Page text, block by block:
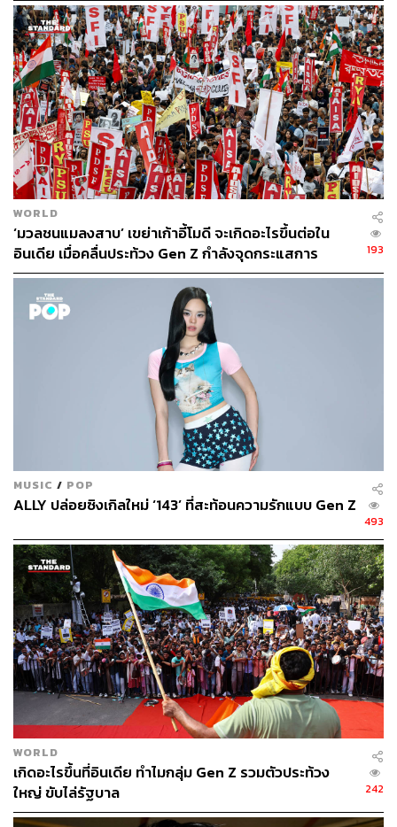
กลุ่มเมนูไก่ทอดเติบโตขึ้นไม่ต่ำกว่า 20%
สามารถติดตาม THE STANDARD WEALTH
ผ่านแอปพลิเคชันต่างๆ ที่คุณสะดวกหรือใช้งานอยู่แล้วได้เลย
TAGS:
ต้าห์อู๋-พิทยา แซ่ฉั่ว
ออฟโรด-กันตภณ จินดาทวีผล
ABOUT THE AUTHOR
จิรันธนิน กมลเลิศ
Content Creator ประจำ THE STANDARD
WEALTH
WORLD
‘มวลชนแมลงสาบ’ เขย่าเก้าอี้โมดี จะเกิดอะไรขึ้นต่อใน
อินเดีย เมื่อคลื่นประท้วง Gen Z กำลังจุดกระแสการ
เปลี่ยนแปลง
193
MUSIC / POP
ALLY ปล่อยซิงเกิลใหม่ ‘143’ ที่สะท้อนความรักแบบ Gen Z
493
WORLD
เกิดอะไรขึ้นที่อินเดีย ทำไมกลุ่ม Gen Z รวมตัวประท้วง
ใหญ่ ขับไล่รัฐบาล
242